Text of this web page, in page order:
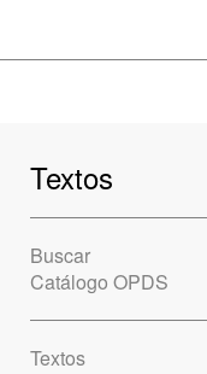
Textos
Buscar
Catálogo OPDS
Textos